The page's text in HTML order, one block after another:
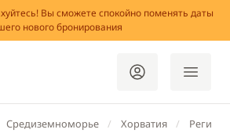
Вы сможете спокойно поменять даты
нового бронирования
Средиземноморье Хорватия Регион